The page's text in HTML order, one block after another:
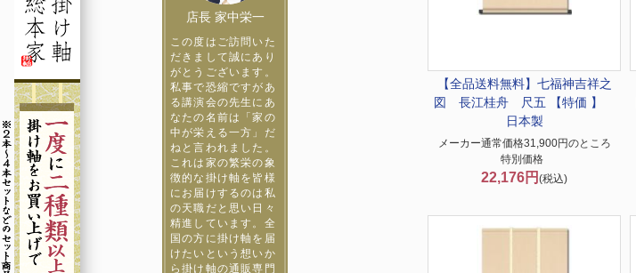
店長 家中栄一
この度はご訪問いた
だきまして誠にあり
がとうございます。
私事で恐縮ですがあ
る講演会の先生にあ
なたの名前は「家の
中が栄える一方」だ
ねと言われました。
これは家の繁栄の象
徴的な掛け軸を皆様
にお届けするのは私
の天職だと思い日々
精進しています。全
国の方に掛け軸を届
けたいという想いか
ら掛け軸の通販専門
【全品送料無料】 七福神吉祥之
図 長江桂舟 尺五 【特価 】
日本製
メーカー通常価格31,900円のところ
特別価格
22,176円 (税込)